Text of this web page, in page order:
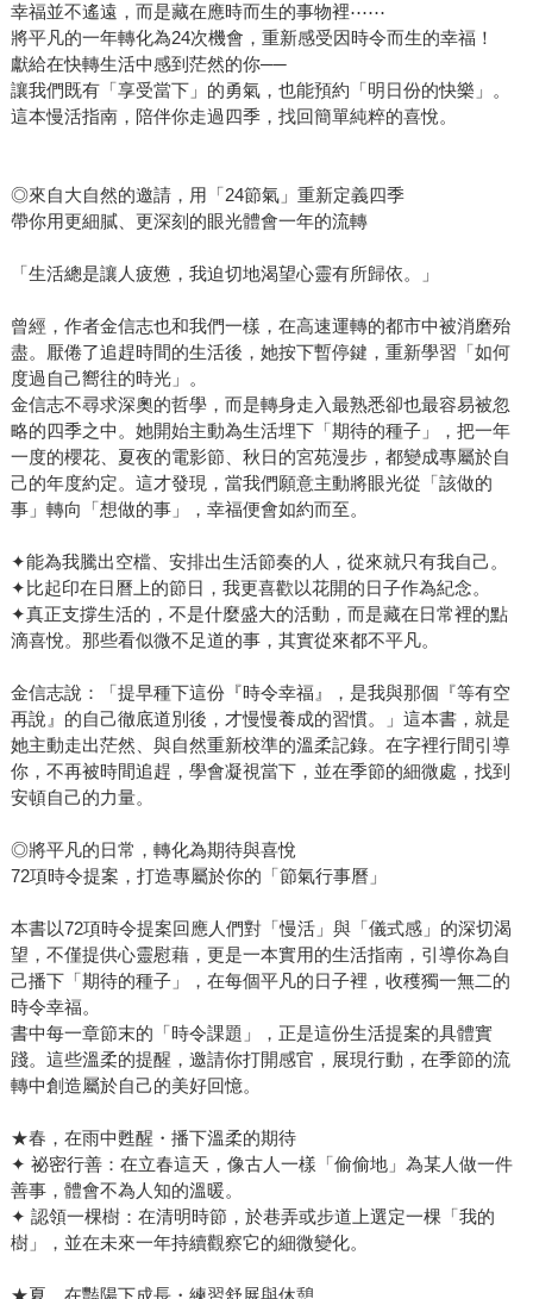
幸福並不遙遠，而是藏在應時而生的事物裡⋯⋯
將平凡的一年轉化為24次機會，重新感受因時令而生的幸福！
獻給在快轉生活中感到茫然的你──
讓我們既有「享受當下」的勇氣，也能預約「明日份的快樂」。
這本慢活指南，陪伴你走過四季，找回簡單純粹的喜悅。
◎來自大自然的邀請，用「24節氣」重新定義四季
帶你用更細膩、更深刻的眼光體會一年的流轉
「生活總是讓人疲憊，我迫切地渴望心靈有所歸依。」
曾經，作者金信志也和我們一樣，在高速運轉的都市中被消磨殆
盡。厭倦了追趕時間的生活後，她按下暫停鍵，重新學習「如何
度過自己嚮往的時光」。
金信志不尋求深奧的哲學，而是轉身走入最熟悉卻也最容易被忽
略的四季之中。她開始主動為生活埋下「期待的種子」，把一年
一度的櫻花、夏夜的電影節、秋日的宮苑漫步，都變成專屬於自
己的年度約定。這才發現，當我們願意主動將眼光從「該做的
事」轉向「想做的事」，幸福便會如約而至。
✦能為我騰出空檔、安排出生活節奏的人，從來就只有我自己。
✦比起印在日曆上的節日，我更喜歡以花開的日子作為紀念。
✦真正支撐生活的，不是什麼盛大的活動，而是藏在日常裡的點
滴喜悅。那些看似微不足道的事，其實從來都不平凡。
金信志說：「提早種下這份『時令幸福』，是我與那個『等有空
再說』的自己徹底道別後，才慢慢養成的習慣。」這本書，就是
她主動走出茫然、與自然重新校準的溫柔記錄。在字裡行間引導
你，不再被時間追趕，學會凝視當下，並在季節的細微處，找到
安頓自己的力量。
◎將平凡的日常，轉化為期待與喜悅
72項時令提案，打造專屬於你的「節氣行事曆」
本書以72項時令提案回應人們對「慢活」與「儀式感」的深切渴
望，不僅提供心靈慰藉，更是一本實用的生活指南，引導你為自
己播下「期待的種子」，在每個平凡的日子裡，收穫獨一無二的
時令幸福。
書中每一章節末的「時令課題」，正是這份生活提案的具體實
踐。這些溫柔的提醒，邀請你打開感官，展現行動，在季節的流
轉中創造屬於自己的美好回憶。
★春，在雨中甦醒・播下溫柔的期待
✦ 祕密行善：在立春這天，像古人一樣「偷偷地」為某人做一件
善事，體會不為人知的溫暖。
✦ 認領一棵樹：在清明時節，於巷弄或步道上選定一棵「我的
樹」，並在未來一年持續觀察它的細微變化。
★夏，在豔陽下成長・練習舒展與休憩